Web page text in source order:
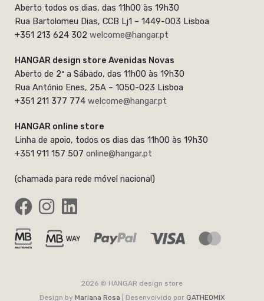
Aberto todos os dias, das 11h00 às 19h30
Rua Bartolomeu Dias, CCB Lj1 – 1449-003 Lisboa
+351 213 624 302 welcome@hangar.pt
HANGAR design store Avenidas Novas
Aberto de 2ª a Sábado, das 11h00 às 19h30
Rua António Enes, 25A – 1050-023 Lisboa
+351 211 377 774 welcome@hangar.pt
HANGAR online store
Linha de apoio, todos os dias das 11h00 às 19h30
+351 911 157 507 online@hangar.pt
(chamada para rede móvel nacional)
2026 © HANGAR design store
Design by Mariana Rosa | Desenvolvido por GATHEOMIX